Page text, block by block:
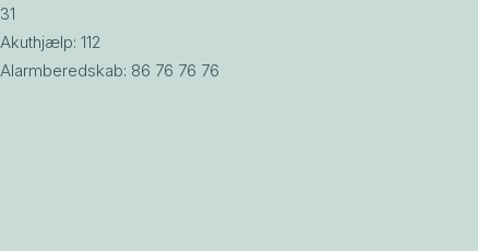
31
Akuthjælp: 112
Alarmberedskab: 86 76 76 76